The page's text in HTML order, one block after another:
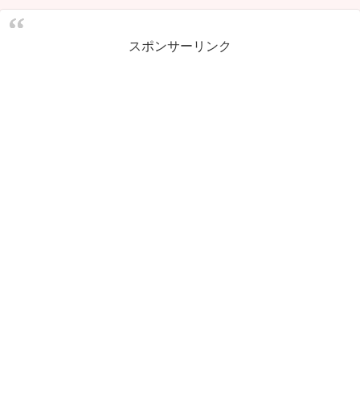
スポンサーリンク